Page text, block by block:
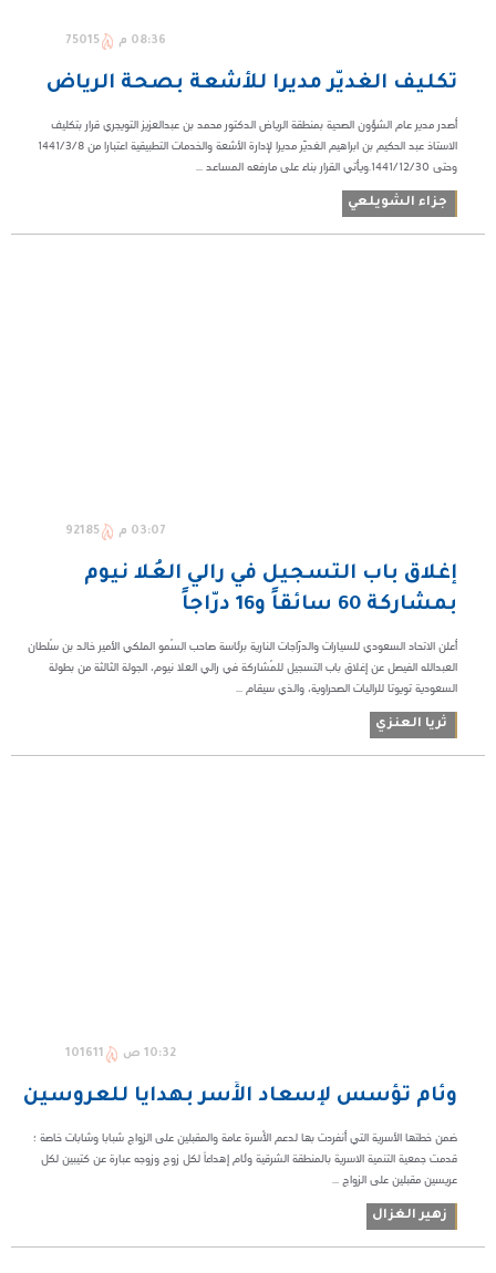
08:36 م 75015
تكليف الغديّر مديرا للأشعة بصحة الرياض
أصدر مدير عام الشؤون الصحية بمنطقة الرياض الدكتور محمد بن عبدالعزيز التويجري قرار بتكليف
الاستاذ عبد الحكيم بن ابراهيم الغديّر مديرا لإدارة الأشعة والخدمات التطبيقية اعتبارا من 1441/3/8
وحتى 1441/12/30.ويأتي القرار بناء على مارفعه المساعد ...
جزاء الشويلعي
03:07 م 92185
إغلاق باب التسجيل في رالي العُلا نيوم
بمشاركة 60 سائقاً و16 درّاجاً
أعلن الاتحاد السعودي للسيارات والدرّاجات النارية برئاسة صاحب السُمو الملكي الأمير خالد بن سُلطان
العبدالله الفيصل عن إغلاق باب التسجيل للمُشاركة في رالي العلا نيوم، الجولة الثالثة من بطولة
السعودية تويوتا للراليات الصحراوية، والذي سيقام ...
ثريا العنزي
10:32 ص 101611
وئام تؤسس لإسعاد الأُسر بهدايا للعروسين
ضمن خطتها الأسرية التي أنفردت بها لدعم الأُسرة عامة والمقبلين على الزواج شبابا وشابات خاصة ؛
قدمت جمعية التنمية الاسرية بالمنطقة الشرقية وئام إهداءاً لكل زوج وزوجه عبارة عن كتيبين لكل
عريسين مقبلين على الزواج ...
زهير الغزال